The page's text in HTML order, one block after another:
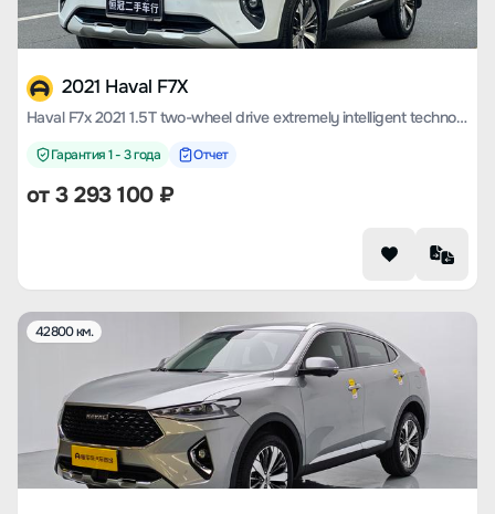
2021 Haval F7X
Haval F7x 2021 1.5T two-wheel drive extremely intelligent technology version
Гарантия 1 - 3 года Отчет
от3 293 100₽
42800 км.